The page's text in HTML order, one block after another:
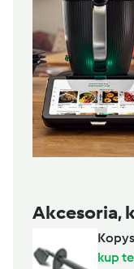
Akcesoria,
kup